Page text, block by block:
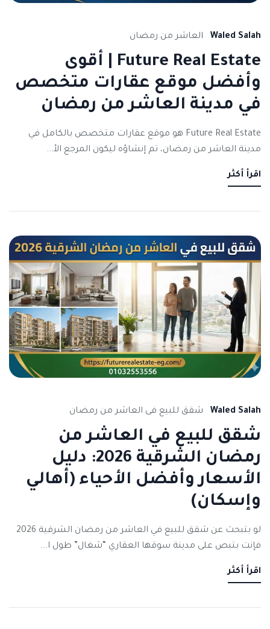
Waled Salah العاشر من رمضان
Future Real Estate | أقوى
وأفضل موقع عقارات متخصص
في مدينة العاشر من رمضان
Future Real Estate هو موقع عقارات متخصص بالكامل في
مدينة العاشر من رمضان، تم إنشاؤه ليكون المرجع الأ...
اقرأ أكثر
Waled Salah شقق للبيع فى العاشر من رمضان
شقق للبيع في العاشر من
رمضان الشرقية 2026: دليل
الأسعار وأفضل الأحياء (أهالي
وإسكان)
لو بتبحث عن شقق للبيع في العاشر من رمضان الشرقية 2026
فإنت بتبص على مدينة سوقها العقاري “شغال” طول ا...
اقرأ أكثر